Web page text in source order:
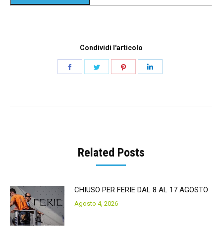
Condividi l'articolo
Post
Related Posts
CHIUSO PER FERIE DAL 8 AL 17 AGOSTO
Agosto 4, 2026